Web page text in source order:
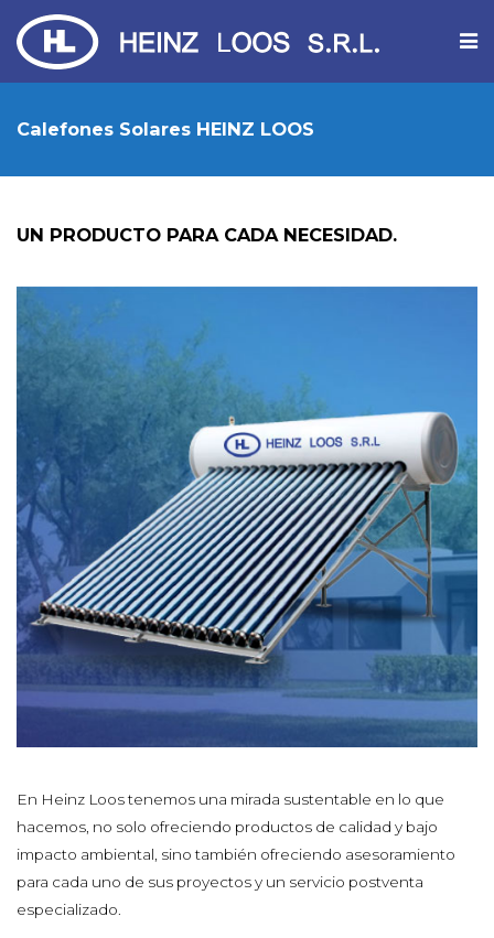
Calefones Solares HEINZ LOOS
UN PRODUCTO PARA CADA NECESIDAD.
En Heinz Loos tenemos una mirada sustentable en lo que
hacemos, no solo ofreciendo productos de calidad y bajo
impacto ambiental, sino también ofreciendo asesoramiento
para cada uno de sus proyectos y un servicio postventa
especializado.